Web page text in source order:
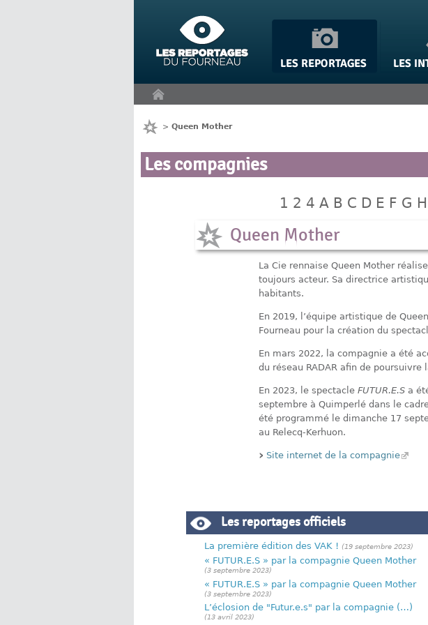
> Queen Mother
Les compagnies
1 2 4 A B C D E F G H
Queen Mother
La Cie rennaise Queen Mother
toujours acteur. Sa directrice
habitants.
En 2019, l’équipe artistique de
Fourneau pour la création du
En mars 2022, la compagnie a été
du réseau RADAR afin de poursuivre
En 2023, le spectacle FUTUR.E.S a
septembre à Quimperlé dans le
été programmé le dimanche 17
au Relecq-Kerhuon.
Site internet de la compagnie
Les reportages officiels
La première édition des VAK ! (19 septembre 2023)
« FUTUR.E.S » par la compagnie Queen Mother
(3 septembre 2023)
« FUTUR.E.S » par la compagnie Queen Mother
(3 septembre 2023)
L’éclosion de "Futur.e.s" par la compagnie (…)
(13 avril 2023)